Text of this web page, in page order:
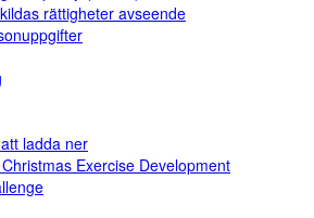
rättigheter avseende
ladda ner
Exercise Development